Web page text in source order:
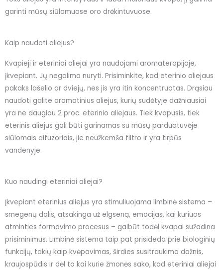
garinti mūsų siūlomuose oro drėkintuvuose.
Kaip naudoti aliejus?
Kvapieji ir eteriniai aliejai yra naudojami aromaterapijoje,
įkvepiant. Jų negalima nuryti. Prisiminkite, kad eterinio aliejaus
pakaks lašelio ar dviejų, nes jis yra itin koncentruotas. Drąsiau
naudoti galite aromatinius aliejus, kurių sudėtyje dažniausiai
yra ne daugiau 2 proc. eterinio aliejaus. Tiek kvapusis, tiek
eterinis aliejus gali būti garinamas su mūsų parduotuvėje
siūlomais difuzoriais, jie neužkemša filtro ir yra tirpūs
vandenyje.
Kuo naudingi eteriniai aliejai?
Įkvepiant eterinius aliejus yra stimuliuojama limbinė sistema –
smegenų dalis, atsakinga už elgseną, emocijas, kai kuriuos
atminties formavimo procesus – galbūt todėl kvapai sužadina
prisiminimus. Limbinė sistema taip pat prisideda prie biologinių
funkcijų, tokių kaip kvėpavimas, širdies susitraukimo dažnis,
kraujospūdis ir dėl to kai kurie žmonės sako, kad eteriniai aliejai